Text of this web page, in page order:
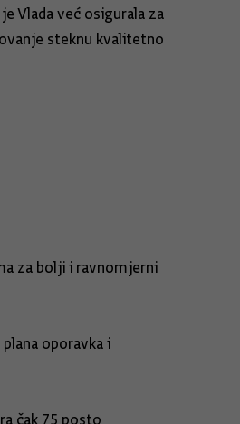
Vlada već osigurala za
steknu kvalitetno
za bolji i ravnomjerni
oporavka i
čak 75 posto